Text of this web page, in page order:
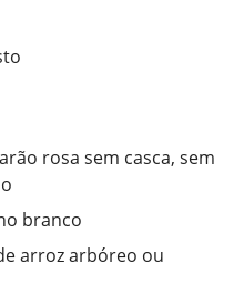
rosa sem casca, sem
branco
arroz arbóreo ou